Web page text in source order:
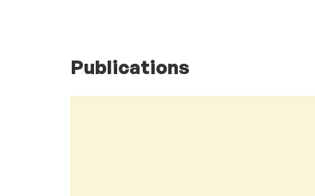
Publications